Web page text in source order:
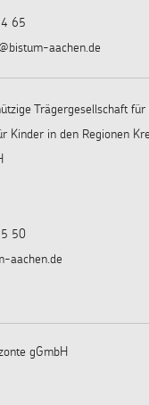
65
aachen.de
Trägergesellschaft
Kinder in den Regionen
50
aachen.de
gGmbH